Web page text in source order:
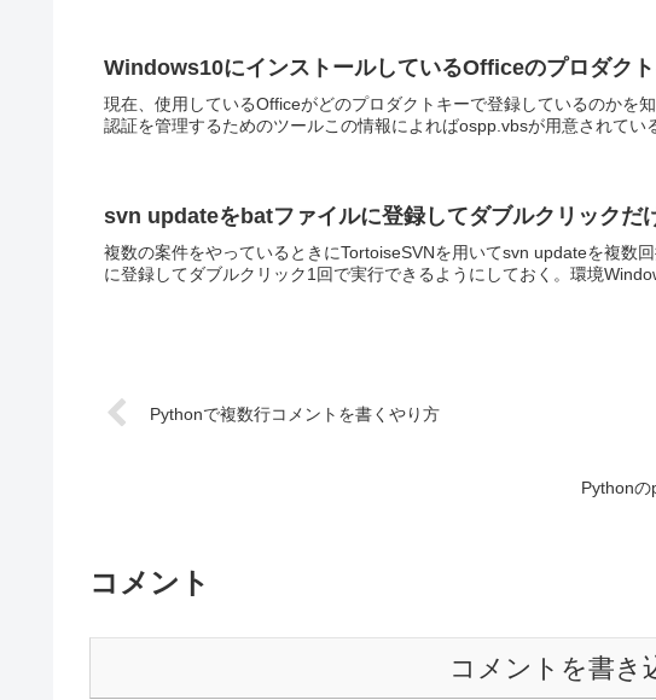
Windows10にインストールしているOfficeのプロダク
現在、使用しているOfficeがどのプロダクトキーで登録しているのかを
認証を管理するためのツールこの情報によればospp.vbsが用意されて
svn updateをbatファイルに登録してダブルクリックだ
複数の案件をやっているときにTortoiseSVNを用いてsvn updateを複数
に登録してダブルクリック1回で実行できるようにしておく。環境
Pythonで複数行コメントを書くやり方
Pythonの
コメント
コメントを書き